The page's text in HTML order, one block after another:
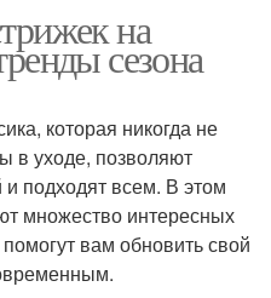
на
сезона
которая никогда не
в уходе, позволяют
подходят всем. В этом
множество интересных
вам обновить свой